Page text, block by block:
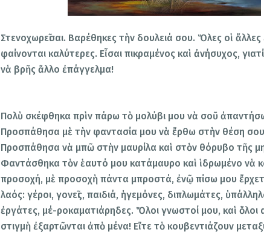
Στενοχωρεῖσαι. Βαρέθηκες τὴν δουλειά σου. Ὅλες οἱ
φαίνονται καλύτερες. Εἶσαι πικραμένος καὶ ἀνήσυχος,
νὰ βρῆς ἄλλο ἐπάγγελμα!
Πολὺ σκέφθηκα πρὶν πάρω τὸ μολύβι μου νὰ σοῦ
Προσπάθησα μὲ τὴν φαντασία μου νὰ ἔρθω στὴν θέση
Προσπάθησα νὰ μπῶ στὴν μαυρίλα καὶ στὸν θόρυβο τῆς
Φαντάσθηκα τὸν ἑαυτό μου κατάμαυρο καὶ ἱδρωμένο νὰ
προσοχή, μὲ προσοχὴ πάντα μπροστά, ἐνῷ πίσω μου
λαός: γέροι, γονεῖς, παιδιά, ἡγεμόνες, διπλωμάτες,
ἐργάτες, μέ-ροκαματιάρηδες. Ὅλοι γνωστοί μου, καὶ ὅλοι
στιγμὴ ἐξαρτῶνται ἀπὸ μένα! Εἴτε τὸ κουβεντιάζουν